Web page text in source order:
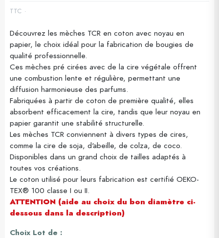
(11 avis)
TTC
Découvrez les mèches TCR en coton avec noyau en
papier, le choix idéal pour la fabrication de bougies de
qualité professionnelle.
Ces mèches pré cirées avec de la cire végétale offrent
une combustion lente et régulière, permettant une
diffusion harmonieuse des parfums.
Fabriquées à partir de coton de première qualité, elles
absorbent efficacement la cire, tandis que leur noyau en
papier garantit une stabilité structurelle.
Les mèches TCR conviennent à divers types de cires,
comme la cire de soja, d'abeille, de colza, de coco.
Disponibles dans un grand choix de tailles adaptés à
toutes vos créations.
Le coton utilisé pour leurs fabrication est certifié OEKO-
TEX® 100 classe I ou II.
ATTENTION (aide au choix du bon diamètre ci-
dessous dans la description)
Choix Lot de :